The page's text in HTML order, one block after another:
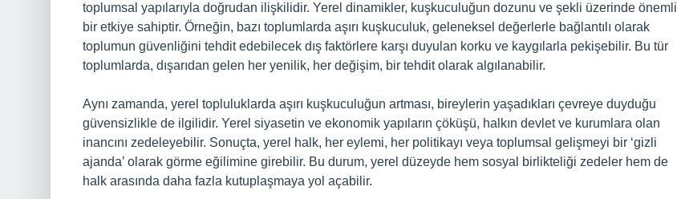
toplumsal yapılarıyla doğrudan ilişkilidir. Yerel dinamikler, kuşkuculuğun dozunu ve şekli üzerinde önemli
bir etkiye sahiptir. Örneğin, bazı toplumlarda aşırı kuşkuculuk, geleneksel değerlerle bağlantılı olarak
toplumun güvenliğini tehdit edebilecek dış faktörlere karşı duyulan korku ve kaygılarla pekişebilir. Bu tür
toplumlarda, dışarıdan gelen her yenilik, her değişim, bir tehdit olarak algılanabilir.
Aynı zamanda, yerel topluluklarda aşırı kuşkuculuğun artması, bireylerin yaşadıkları çevreye duyduğu
güvensizlikle de ilgilidir. Yerel siyasetin ve ekonomik yapıların çöküşü, halkın devlet ve kurumlara olan
inancını zedeleyebilir. Sonuçta, yerel halk, her eylemi, her politikayı veya toplumsal gelişmeyi bir ‘gizli
ajanda’ olarak görme eğilimine girebilir. Bu durum, yerel düzeyde hem sosyal birlikteliği zedeler hem de
halk arasında daha fazla kutuplaşmaya yol açabilir.